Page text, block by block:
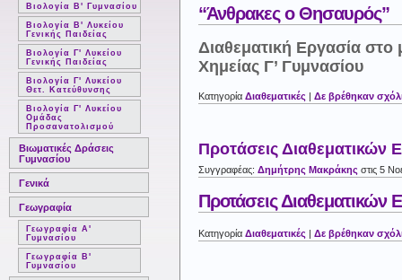
Βιολογία Β' Γυμνασίου
Βιολογία Β' Λυκείου
Γενικής Παιδείας
Βιολογία Γ' Λυκείου
Γενικής Παιδείας
Βιολογία Γ' Λυκείου
Θετ. Κατεύθυνσης
Βιολογία Γ' Λυκείου
Ομάδας
Προσανατολισμού
Βιωματικές Δράσεις
Γυμνασίου
Γενικά
Γεωγραφία
Γεωγραφία Α'
Γυμνασίου
Γεωγραφία Β'
Γυμνασίου
“Άνθρακες ο Θησαυρός”
Διαθεματική Εργασία στο
Χημείας Γ’ Γυμνασίου
Κατηγορία Διαθεματικές | Δε βρέθηκαν
Προτάσεις Διαθεματικών
Συγγραφέας: Δημήτρης Μακράκης στις 5
Προτάσεις Διαθεματικών
Κατηγορία Διαθεματικές | Δε βρέθηκαν